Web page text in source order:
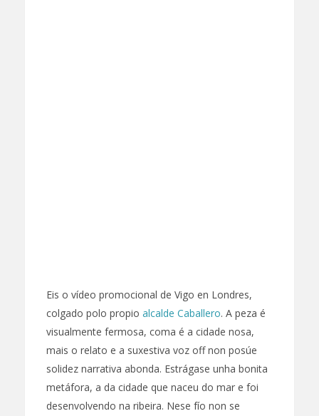
Eis o vídeo promocional de Vigo en Londres,
colgado polo propio alcalde Caballero. A peza é
visualmente fermosa, coma é a cidade nosa,
mais o relato e a suxestiva voz off non posúe
solidez narrativa abonda. Estrágase unha bonita
metáfora, a da cidade que naceu do mar e foi
desenvolvendo na ribeira. Nese fío non se